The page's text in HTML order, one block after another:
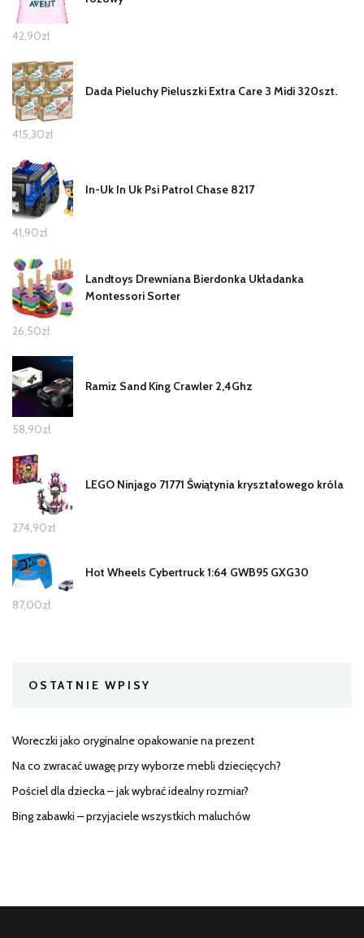
42,90zł
Dada Pieluchy Pieluszki Extra Care 3 Midi 320szt.
415,30zł
In-Uk In Uk Psi Patrol Chase 8217
41,90zł
Landtoys Drewniana Bierdonka Układanka
Montessori Sorter
26,50zł
Ramiz Sand King Crawler 2,4Ghz
58,90zł
LEGO Ninjago 71771 Świątynia kryształowego króla
274,90zł
Hot Wheels Cybertruck 1:64 GWB95 GXG30
87,00zł
OSTATNIE WPISY
Woreczki jako oryginalne opakowanie na prezent
Na co zwracać uwagę przy wyborze mebli dziecięcych?
Pościel dla dziecka – jak wybrać idealny rozmiar?
Bing zabawki – przyjaciele wszystkich maluchów